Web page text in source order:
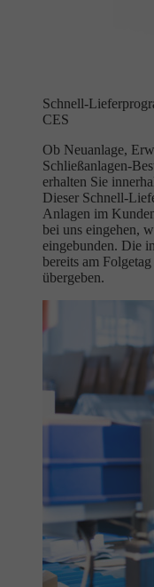
Schnell-
CES
Ob Neuanlage,
Schließanlagen-
erhalten Sie
Dieser Schnell-
Anlagen im
bei uns eingehen,
eingebunden. Die
bereits am
übergeben.